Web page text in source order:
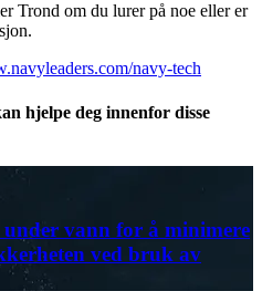
Trond om du lurer på noe eller er
navy-tech
hjelpe deg innenfor disse
vann for å minimere
ved bruk av